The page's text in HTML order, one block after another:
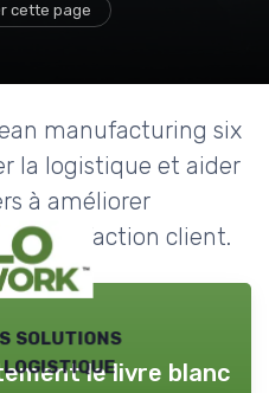
cette page
manufacturing six
la logistique et aider
à améliorer
la satisfaction client.
solutions
logistiquele livre blanc